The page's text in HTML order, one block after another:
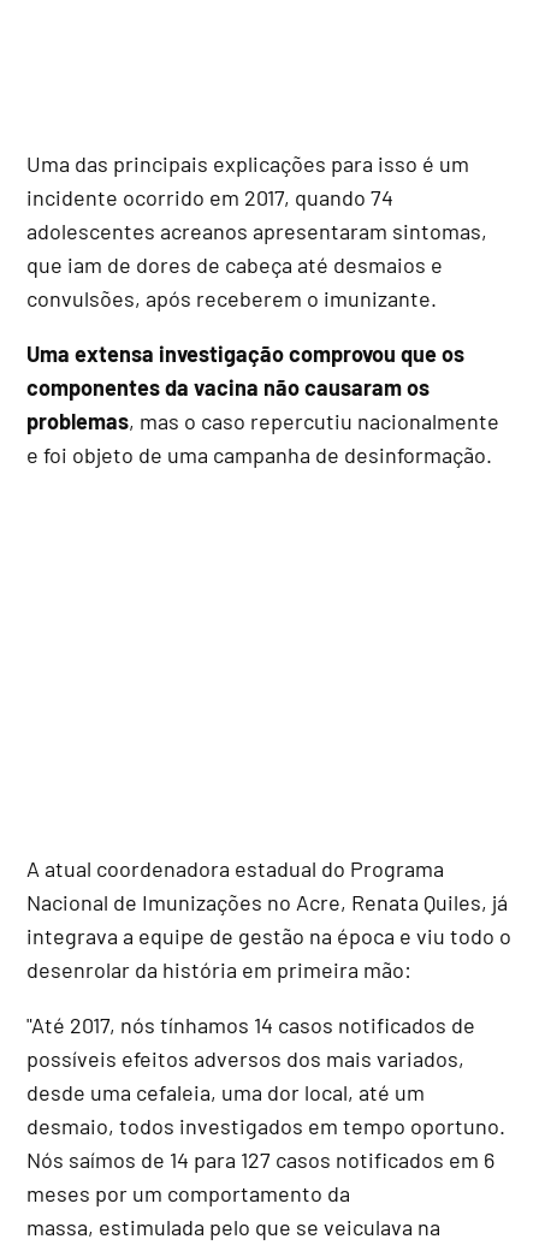
Uma das principais explicações para isso é um
incidente ocorrido em 2017, quando 74
adolescentes acreanos apresentaram sintomas,
que iam de dores de cabeça até desmaios e
convulsões, após receberem o imunizante.
Uma extensa investigação comprovou que os
componentes da vacina não causaram os
problemas, mas o caso repercutiu nacionalmente
e foi objeto de uma campanha de desinformação.
A atual coordenadora estadual do Programa
Nacional de Imunizações no Acre, Renata Quiles, já
integrava a equipe de gestão na época e viu todo o
desenrolar da história em primeira mão:
"Até 2017, nós tínhamos 14 casos notificados de
possíveis efeitos adversos dos mais variados,
desde uma cefaleia, uma dor local, até um
desmaio, todos investigados em tempo oportuno.
Nós saímos de 14 para 127 casos notificados em 6
meses por um comportamento da
massa, estimulada pelo que se veiculava na